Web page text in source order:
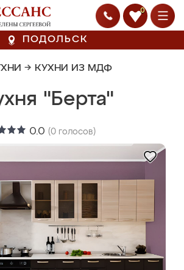
0
ПОДОЛЬСК
→ КУХНИ ИЗ МДФ
"Берта"
0.0 (0 голосов)